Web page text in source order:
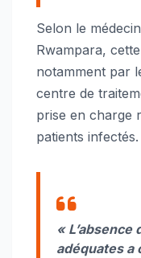
Selon le
Rwampara,
notamment par
centre de
prise en charge
patients infectés.
«
adéquates a